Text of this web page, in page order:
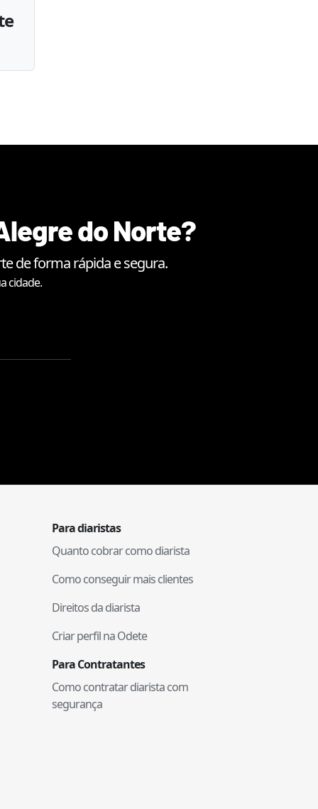
do Norte?
de forma rápida e segura.
cidade.
Para diaristas
Quanto cobrar como diarista
Como conseguir mais clientes
Direitos da diarista
Criar perfil na Odete
Para Contratantes
Como contratar diarista com
segurança